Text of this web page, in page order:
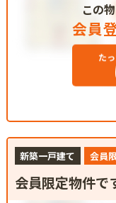
この
会員
た
新築一戸建て 会員
会員限定物件で